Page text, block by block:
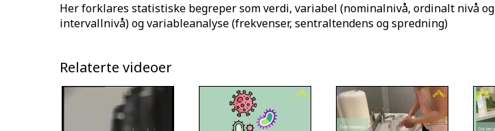
Her forklares statistiske begreper som verdi, variabel (nominalnivå, ordinalt nivå og
intervallnivå) og variableanalyse (frekvenser, sentraltendens og spredning)
Relaterte videoer